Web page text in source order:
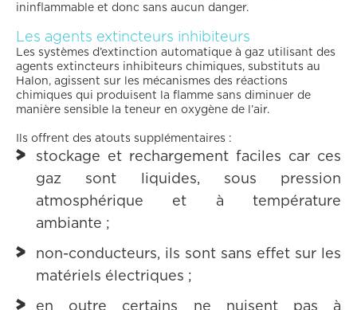
ininflammable et donc sans aucun danger.
Les agents extincteurs inhibiteurs
Les systèmes d’extinction automatique à gaz utilisant des
agents extincteurs inhibiteurs chimiques, substituts au
Halon, agissent sur les mécanismes des réactions
chimiques qui produisent la flamme sans diminuer de
manière sensible la teneur en oxygène de l’air.
Ils offrent des atouts supplémentaires :
stockage et rechargement faciles car ces
gaz sont liquides, sous pression
atmosphérique et à température
ambiante ;
non-conducteurs, ils sont sans effet sur les
matériels électriques ;
en outre certains ne nuisent pas à